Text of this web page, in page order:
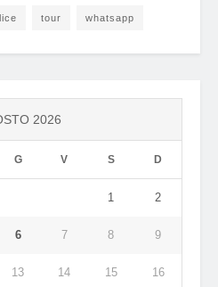
tour whatsapp
2026
G V S D
1 2
6 7 8 9
13 14 15 16